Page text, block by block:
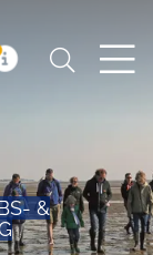
Suchen
&